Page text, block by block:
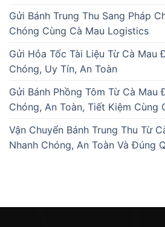
Gửi Bánh Trung Thu Sang Pháp
Chóng Cùng Cà Mau Logistics
Gửi Hỏa Tốc Tài Liệu Từ Cà Mau
Chóng, Uy Tín, An Toàn
Gửi Bánh Phồng Tôm Từ Cà Mau
Chóng, An Toàn, Tiết Kiệm Cùng
Vận Chuyển Bánh Trung Thu Từ
Nhanh Chóng, An Toàn Và Đúng